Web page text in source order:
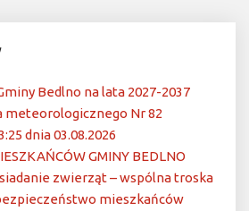
Bedlno na lata 2027-2037
meteorologicznego Nr 82
dnia 03.08.2026
GMINY BEDLNO
zwierząt – wspólna troska
mieszkańców